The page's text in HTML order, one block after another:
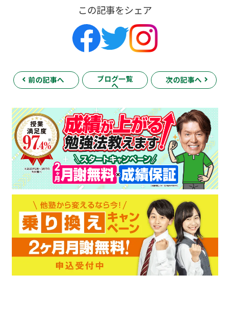
この記事をシェア
前の記事へ ブログ一覧
へ
次の記事へ